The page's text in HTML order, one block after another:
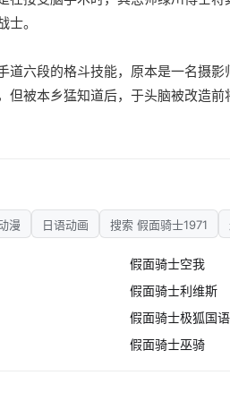
。
六段的格斗技能，原本是一名摄影
被本乡猛知道后，于头脑被改造前
漫 日语动画 搜索 假面骑士1971
假面骑士空我
假面骑士利维斯
假面骑士极狐国语
假面骑士巫骑